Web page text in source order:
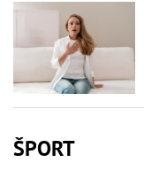
ŠPORT